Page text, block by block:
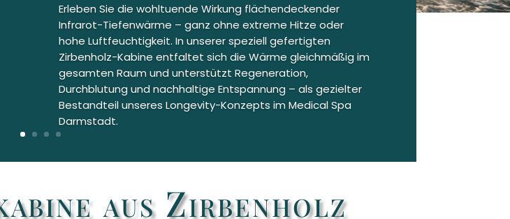
Erleben Sie die wohltuende Wirkung flächendeckender
Infrarot-Tiefenwärme – ganz ohne extreme Hitze oder
hohe Luftfeuchtigkeit. In unserer speziell gefertigten
Zirbenholz-Kabine entfaltet sich die Wärme gleichmäßig im
gesamten Raum und unterstützt Regeneration,
Durchblutung und nachhaltige Entspannung – als gezielter
Bestandteil unseres Longevity-Konzepts im Medical Spa
Darmstadt.
aus Zirbenholz